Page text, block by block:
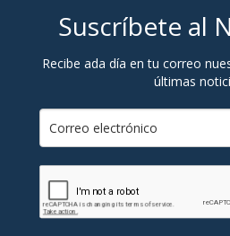
Suscríbete al
Recibe ada día en tu correo
últimas